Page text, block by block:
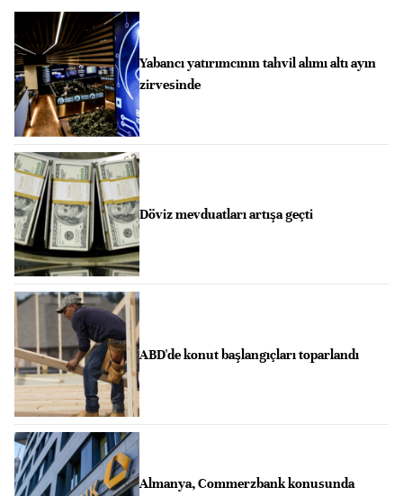
Yabancı yatırımcının tahvil alımı altı ayın
zirvesinde
Döviz mevduatları artışa geçti
ABD'de konut başlangıçları toparlandı
Almanya, Commerzbank konusunda